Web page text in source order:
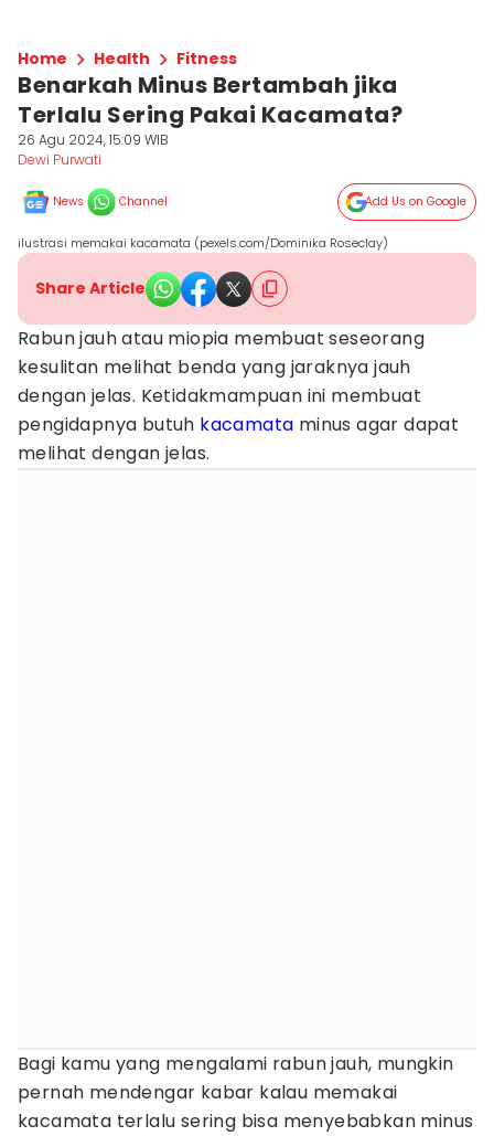
Home Health Fitness
Benarkah Minus Bertambah jika
Terlalu Sering Pakai Kacamata?
26 Agu 2024, 15:09 WIB
Dewi Purwati
News Channel Add Us on Google
ilustrasi memakai kacamata (pexels.com/Dominika Roseclay)
Share Article
Rabun jauh atau miopia membuat seseorang
kesulitan melihat benda yang jaraknya jauh
dengan jelas. Ketidakmampuan ini membuat
pengidapnya butuh kacamata minus agar dapat
melihat dengan jelas.
Bagi kamu yang mengalami rabun jauh, mungkin
pernah mendengar kabar kalau memakai
kacamata terlalu sering bisa menyebabkan minus